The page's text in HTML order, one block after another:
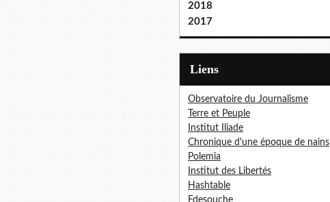
2018
2017
Liens
Observatoire du Journalisme
Terre et Peuple
Institut Iliade
Chronique d'une époque de nains
Polemia
Institut des Libertés
Hashtable
Fdesouche